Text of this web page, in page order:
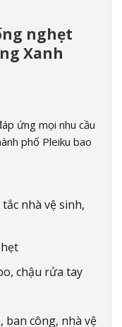
nghẹt
Xanh
ứng mọi nhu cầu
phố Pleiku bao
nhà vệ sinh,
chậu rửa tay
ban công, nhà vệ